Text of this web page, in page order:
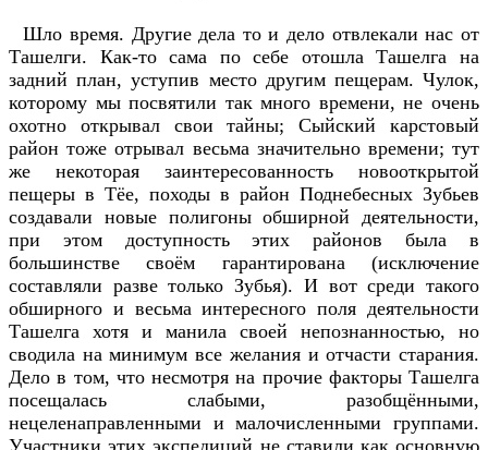
Шло время. Другие дела то и дело отвлекали нас от
Ташелги. Как-то сама по себе отошла Ташелга на
задний план, уступив место другим пещерам. Чулок,
которому мы посвятили так много времени, не очень
охотно открывал свои тайны; Сыйский карстовый
район тоже отрывал весьма значительно времени; тут
же некоторая заинтересованность новооткрытой
пещеры в Тёе, походы в район Поднебесных Зубьев
создавали новые полигоны обширной деятельности,
при этом доступность этих районов была в
большинстве своём гарантирована (исключение
составляли разве только Зубья). И вот среди такого
обширного и весьма интересного поля деятельности
Ташелга хотя и манила своей непознанностью, но
сводила на минимум все желания и отчасти старания.
Дело в том, что несмотря на прочие факторы Ташелга
посещалась слабыми, разобщёнными,
нецеленаправленными и малочисленными группами.
Участники этих экспедиций не ставили как основную